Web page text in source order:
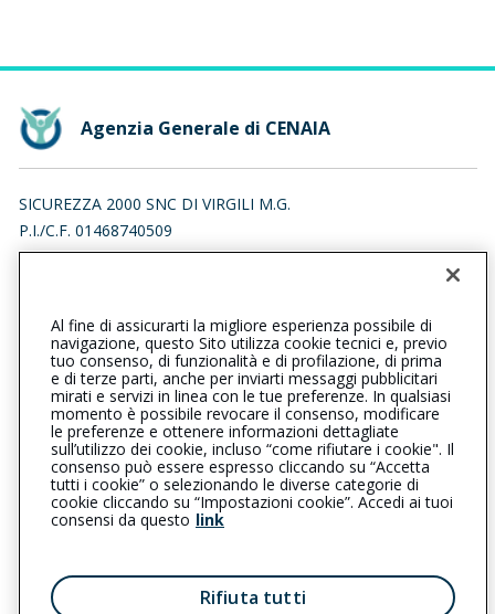
Agenzia Generale di CENAIA
SICUREZZA 2000 SNC DI VIRGILI M.G.
P.I./C.F. 01468740509
VIA GIAN BATTISTA QUEIROLO 23, 56125 PISA (PI)
050642224 050642224
cenaia@cattolica.it
sicurezza2000@pec.it
L’intermediario è soggetto al controllo dell’IVASS. Consulta il
Registro RUI al seguentelink
Privacy | Cookie |
Il Gruppo Generali
Al fine di assicurarti la migliore esperienza possibile di
navigazione, questo Sito utilizza cookie tecnici e, previo
tuo consenso, di funzionalità e di profilazione, di prima
e di terze parti, anche per inviarti messaggi pubblicitari
mirati e servizi in linea con le tue preferenze. In qualsiasi
momento è possibile revocare il consenso, modificare
le preferenze e ottenere informazioni dettagliate
sull’utilizzo dei cookie, incluso “come rifiutare i cookie". Il
consenso può essere espresso cliccando su “Accetta
tutti i cookie” o selezionando le diverse categorie di
cookie cliccando su “Impostazioni cookie”. Accedi ai tuoi
consensi da questo link
Rifiuta tutti